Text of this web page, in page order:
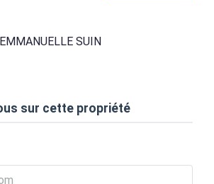
EMMANUELLE SUIN
sur cette propriété